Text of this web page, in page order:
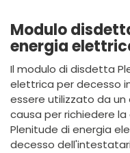
Modulo
energia
Il modulo di disdetta
elettrica per decesso
essere utilizzato da
causa per richiedere
Plenitude di energia
decesso